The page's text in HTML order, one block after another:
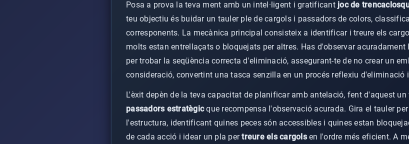
Posa a prova la teva ment amb un intel·ligent i gratificant joc de
teu objectiu és buidar un tauler ple de cargols i passadors de colors,
corresponents. La mecànica principal consisteix a identificar i treure els
molts estan entrellaçats o bloquejats per altres. Has d'observar
per trobar la seqüència correcta d'eliminació, assegurant-te de no crear un
consideració, convertint una tasca senzilla en un procés reflexiu d'eliminació
L'èxit depèn de la teva capacitat de planificar amb antelació, fent d'aquest un
passadors estratègicque recompensa l'observació acurada. Gira el tauler
l'estructura, identificant quines peces són accessibles i quines estan
de cada acció i idear un pla pertreure els cargolsen l'ordre més eficient. A